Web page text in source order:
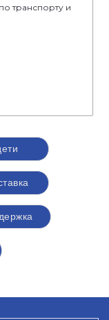
транспорту и